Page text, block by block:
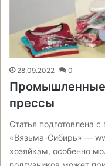
28.09.2022 0
Промышленные
прессы
Статья подготовлена
«Вязьма-Сибирь» —
хозяйкам, особенно